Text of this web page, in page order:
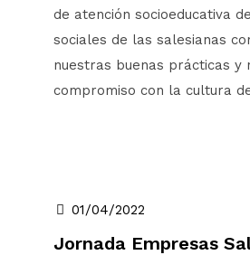
de atención socioeducativa
sociales de las salesianas
nuestras buenas prácticas y
compromiso con la cultura
01/04/2022
Jornada Empresas